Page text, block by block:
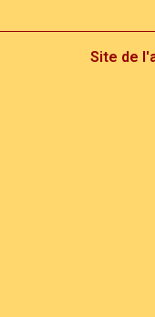
Site de